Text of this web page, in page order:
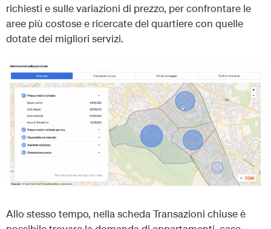
richiesti e sulle variazioni di prezzo, per confrontare le
aree più costose e ricercate del quartiere con quelle
dotate dei migliori servizi.
Allo stesso tempo, nella scheda Transazioni chiuse è